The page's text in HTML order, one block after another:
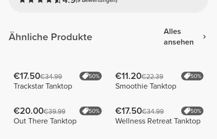
Ähnliche Produkte
Alles
ansehen
€17.50€34.99 50%
Trackstar Tanktop
€11.20€22.39 50%
Smoothie Tanktop
€20.00€39.99 50%
Out There Tanktop
€17.50€34.99 50%
Wellness Retreat Tanktop